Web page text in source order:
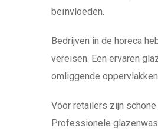
beïnvloeden.
Bedrijven in de horeca
vereisen. Een ervaren
omliggende oppervlakken.
Voor retailers zijn
Professionele